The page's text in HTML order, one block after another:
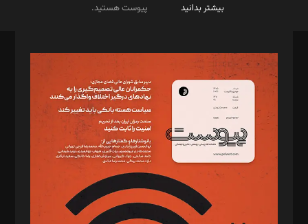
بیشتر بدانید
پیوست هستید.
مدیر مسئول: محمدباقر اثنی‌عشری
سردبیر: مهرک محمودی
دبیر تحریریه: میثم قاسمی
د‌بیر ناداستان: سمانه سمیع
د‌بیر خدمت و تجارت: ابوالفضل رجبی
د‌بیر حقوق فناوری: حسام‌الدین ایپکچی
د‌بیر پیوست جهان: مینا پاکدل
د‌بیر تحریریه آنلاین: بابک نقاش
تحریریه‌: مجتبی محمود‌ی، آرش برهمند، یسنا امان‌پور، سروش کرمیان،